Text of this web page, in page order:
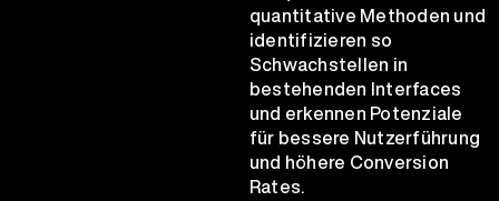
quantitative Methoden und
identifizieren so
Schwachstellen in
bestehenden Interfaces
und erkennen Potenziale
für bessere Nutzerführung
und höhere Conversion
Rates.